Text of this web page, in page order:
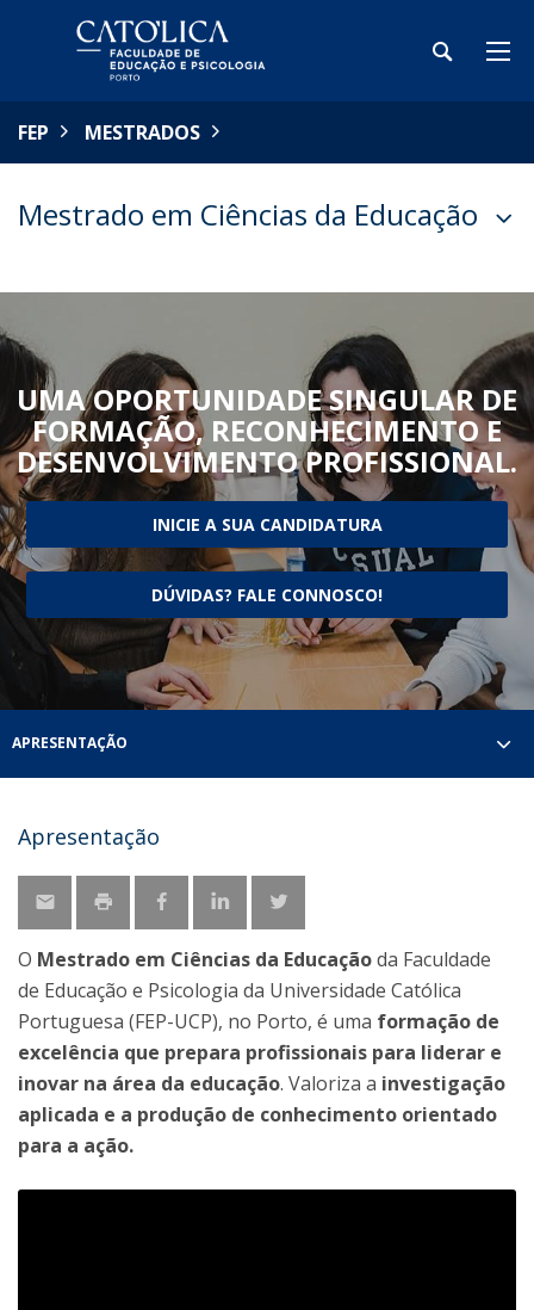
FEP MESTRADOS
Mestrado em Ciências da Educação
UMA OPORTUNIDADE SINGULAR DE
FORMAÇÃO, RECONHECIMENTO E
DESENVOLVIMENTO PROFISSIONAL.
INICIE A SUA CANDIDATURA
DÚVIDAS? FALE CONNOSCO!
APRESENTAÇÃO
Apresentação
O Mestrado em Ciências da Educaçãoda Faculdade
de Educação e Psicologia da Universidade Católica
Portuguesa (FEP-UCP), no Porto, é uma formação de
excelência que prepara profissionais para liderar e
inovar na área da educação. Valoriza a investigação
aplicada e a produção de conhecimento orientado
para a ação.